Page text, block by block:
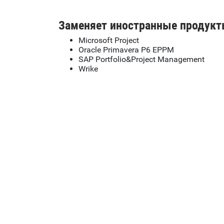
Заменяет иностранные
Microsoft Project
Oracle Primavera P6 EPPM
SAP Portfolio&Project Management
Wrike